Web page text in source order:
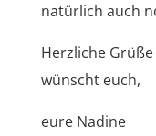
natürlich auch
Herzliche
wünscht euch,
eure Nadine